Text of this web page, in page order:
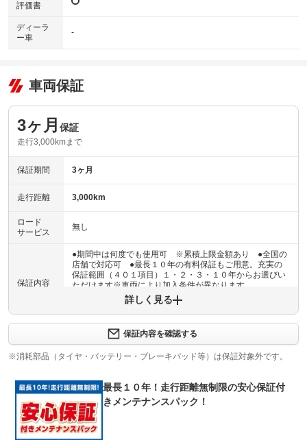
評価書
ディーラ
ー車
-
車両保証
3ヶ月 保証
走行3,000kmまで
保証期間 3ヶ月
走行距離 3,000km
ロード
サービス
無し
保証内容
●期間中は何度でも使用可 ※累積上限金額あり ●全国の
店舗で対応可 ●最長１０年の有料保証もご用意。充実の
保証範囲（４０１項目）１・２・３・１０年からお選びい
ただけます※車両により加入条件が異なります
保証項目
３ヶ月・３０００ｋｍ以内ならエンジン、トランスミッシ
ョン、ハイブリッド、ステアリング、ブレーキの各機構に
おける主要項目を無償修理（または交換）いたします。
修理回数 無制限
上限金額
限度額無制限
期間中は何度でも修理可能！修理金額は車両本体価格の１
００％までしっかり保証します。車両本体価格５０万円以
下の場合は５０万円まで保証します。
詳しく見る
保証内容を確認する
※消耗部品（タイヤ・バッテリー・ブレーキパッド等）は保証対象外です。
最長１０年！走行距離無制限の安心保証付
きメンテナンスパック！